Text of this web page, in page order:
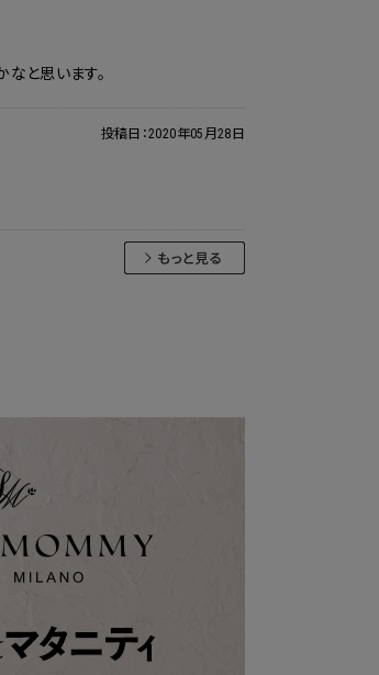
と思います。
投稿日：2020年05月28日